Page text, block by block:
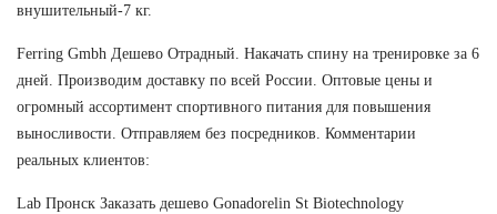
внушительный-7 кг.
Ferring Gmbh Дешево Отрадный. Накачать спину на тренировке за 6
дней. Производим доставку по всей России. Оптовые цены и
огромный ассортимент спортивного питания для повышения
выносливости. Отправляем без посредников. Комментарии
реальных клиентов:
Lab Пронск Заказать дешево Gonadorelin St Biotechnology